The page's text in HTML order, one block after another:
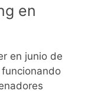
en
en junio de